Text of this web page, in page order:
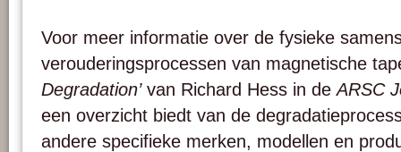
Voor meer informatie over de fysieke
verouderingsprocessen van magnetische
Degradation’van Richard Hess in deARSC
een overzicht biedt van de
andere specifieke merken, modellen en